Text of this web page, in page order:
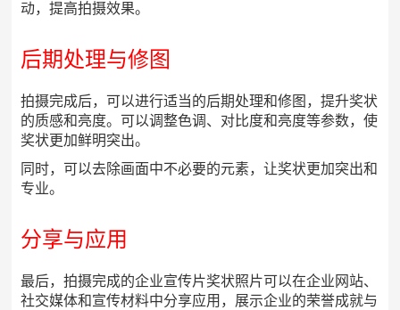
动，提高拍摄效果。
后期处理与修图
拍摄完成后，可以进行适当的后期处理和修图，提升奖状
的质感和亮度。可以调整色调、对比度和亮度等参数，使
奖状更加鲜明突出。
同时，可以去除画面中不必要的元素，让奖状更加突出和
专业。
分享与应用
最后，拍摄完成的企业宣传片奖状照片可以在企业网站、
社交媒体和宣传材料中分享应用，展示企业的荣誉成就与